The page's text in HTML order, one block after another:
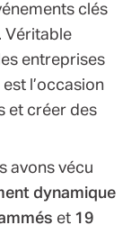
clés
Véritable
entreprises
l’occasion
et créer des
avons vécu
dynamique
et 19